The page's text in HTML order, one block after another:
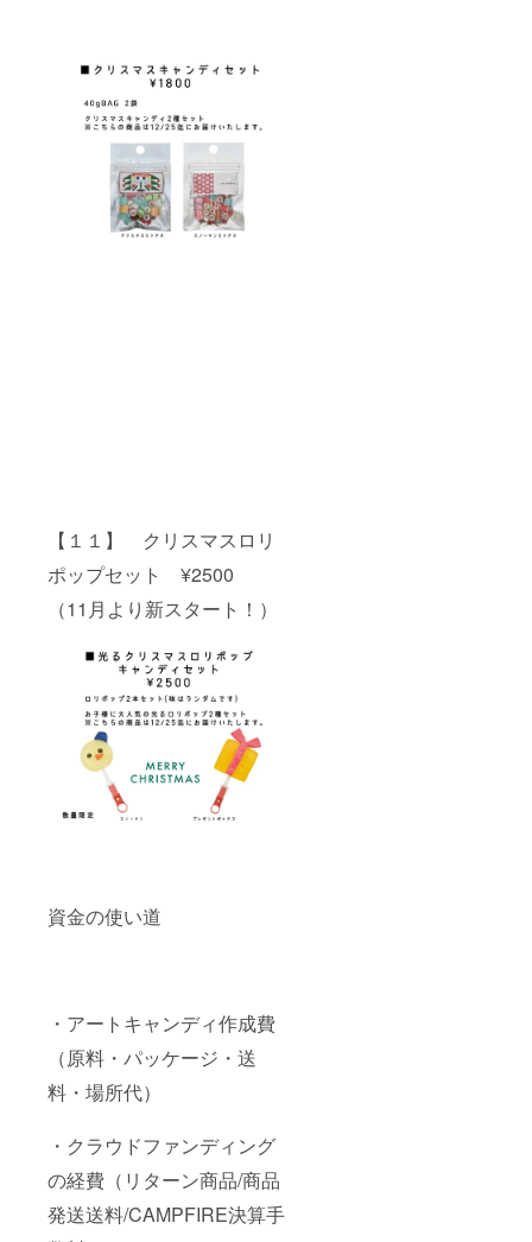
【１１】 クリスマスロリ
ポップセット ¥2500
（11月より新スタート！）
資金の使い道
・アートキャンディ作成費
（原料・パッケージ・送
料・場所代）
・クラウドファンディング
の経費（リターン商品/商品
発送送料/CAMPFIRE決算手